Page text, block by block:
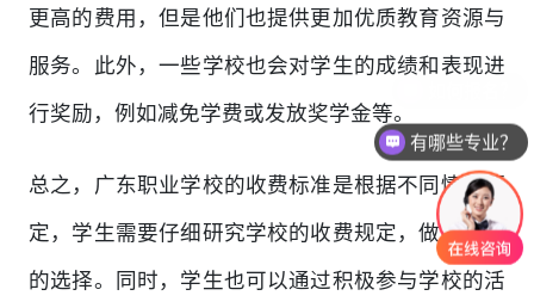
更高的费用，但是他们也提供更加优质教育资源与
服务。此外，一些学校也会对学生的成绩和表现进
行奖励，例如减免学费或发放奖学金等。
总之，广东职业学校的收费标准是根据不同情况而
定，学生需要仔细研究学校的收费规定，做出合理
的选择。同时，学生也可以通过积极参与学校的活
有哪些专业？